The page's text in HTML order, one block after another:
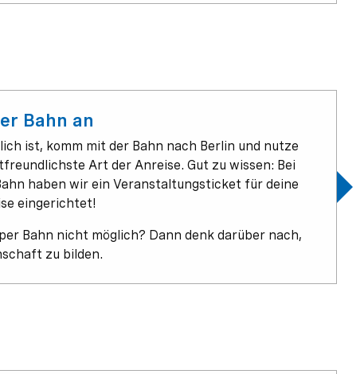
Bahn an
ist, komm mit der Bahn nach Berlin und nutze
Art der Anreise. Gut zu wissen: Bei
haben wir ein Veranstaltungsticket für deine
eingerichtet!
Bahn nicht möglich? Dann denk darüber nach,
zu bilden.